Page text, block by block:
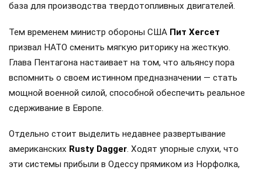
база для производства твердотопливных двигателей.
Тем временем министр обороны США Пит Хегсет
призвал НАТО сменить мягкую риторику на жесткую.
Глава Пентагона настаивает на том, что альянсу пора
вспомнить о своем истинном предназначении — стать
мощной военной силой, способной обеспечить реальное
сдерживание в Европе.
Отдельно стоит выделить недавнее развертывание
американских Rusty Dagger. Ходят упорные слухи, что
эти системы прибыли в Одессу прямиком из Норфолка,